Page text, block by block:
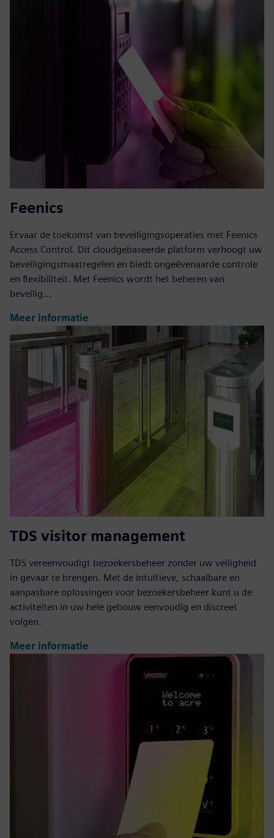
Feenics
Ervaar de toekomst van beveiligingsoperaties met Feenics
Access Control. Dit cloudgebaseerde platform verhoogt uw
beveiligingsmaatregelen en biedt ongeëvenaarde controle
en flexibiliteit. Met Feenics wordt het beheren van
beveilig...
Meer informatie
TDS visitor management
TDS vereenvoudigt bezoekersbeheer zonder uw veiligheid
in gevaar te brengen. Met de intuïtieve, schaalbare en
aanpasbare oplossingen voor bezoekersbeheer kunt u de
activiteiten in uw hele gebouw eenvoudig en discreet
volgen.
Meer informatie